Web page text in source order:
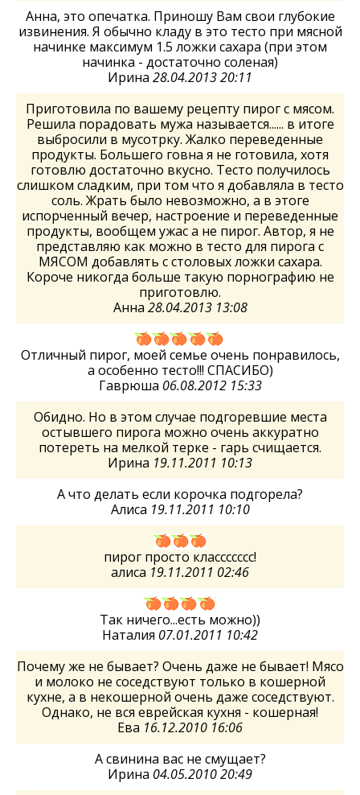
Анна, это опечатка. Приношу Вам свои глубокие
извинения. Я обычно кладу в это тесто при мясной
начинке максимум 1.5 ложки сахара (при этом
начинка - достаточно соленая)
Ирина 28.04.2013 20:11
Приготовила по вашему рецепту пирог с мясом.
Решила порадовать мужа называется...... в итоге
выбросили в мусотрку. Жалко переведенные
продукты. Большего говна я не готовила, хотя
готовлю достаточно вкусно. Тесто получилось
слишком сладким, при том что я добавляла в тесто
соль. Жрать было невозможно, а в этоге
испорченный вечер, настроение и переведенные
продукты, вообщем ужас а не пирог. Автор, я не
представляю как можно в тесто для пирога с
МЯСОМ добавлять с столовых ложки сахара.
Короче никогда больше такую порнографию не
приготовлю.
Анна 28.04.2013 13:08
Отличный пирог, моей семье очень понравилось,
а особенно тесто!!! СПАСИБО)
Гаврюша 06.08.2012 15:33
Обидно. Но в этом случае подгоревшие места
остывшего пирога можно очень аккуратно
потереть на мелкой терке - гарь счищается.
Ирина 19.11.2011 10:13
А что делать если корочка подгорела?
Алиса 19.11.2011 10:10
пирог просто классссссс!
алиса 19.11.2011 02:46
Так ничего...есть можно))
Наталия 07.01.2011 10:42
Почему же не бывает? Очень даже не бывает! Мясо
и молоко не соседствуют только в кошерной
кухне, а в некошерной очень даже соседствуют.
Однако, не вся еврейская кухня - кошерная!
Ева 16.12.2010 16:06
А свинина вас не смущает?
Ирина 04.05.2010 20:49